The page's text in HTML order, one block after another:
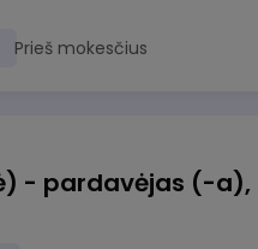
Prieš mokesčius